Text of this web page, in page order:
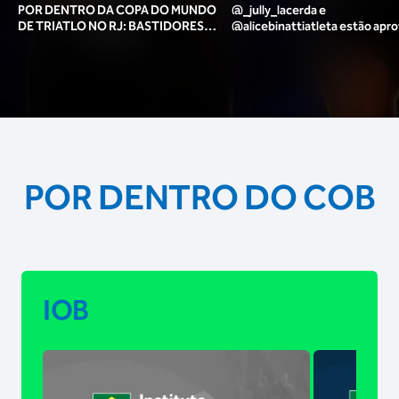
POR DENTRO DA COPA DO MUNDO
DE TRIATLO NO RJ: BASTIDORES,
@_jully_lacerda​ e
@alicebinattiatleta​ estão
POR DENTRO DO COB
IOB